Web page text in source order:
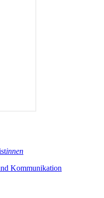
innen
Kommunikation